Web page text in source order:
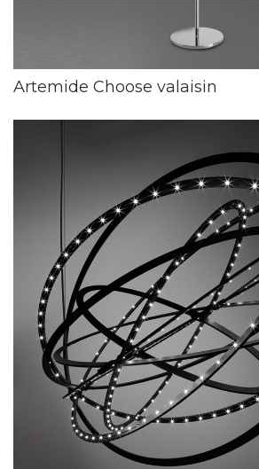
Artemide Choose valaisin